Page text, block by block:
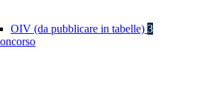
OIV (da pubblicare in tabelle) 3